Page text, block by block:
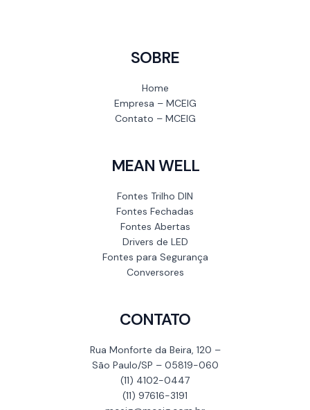
SOBRE
Home
Empresa – MCEIG
Contato – MCEIG
MEAN WELL
Fontes Trilho DIN
Fontes Fechadas
Fontes Abertas
Drivers de LED
Fontes para Segurança
Conversores
CONTATO
Rua Monforte da Beira, 120 –
São Paulo/SP – 05819-060
(11) 4102-0447
(11) 97616-3191